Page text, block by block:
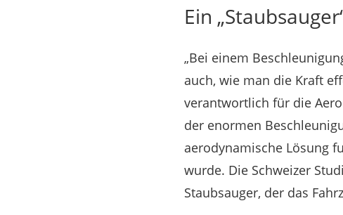
Ein
„Bei einem
auch, wie man die Kraft
verantwortlich für die
der enormen
aerodynamische Lösung
wurde. Die Schweizer
Staubsauger, der das